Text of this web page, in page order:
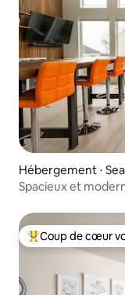
Hébergement ⋅
Spacieux et
Coups de cœur
Coup de cœur